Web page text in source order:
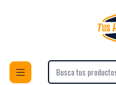
Cajas
Cajas de